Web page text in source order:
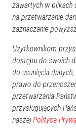
Poprzednia
Kategorie
Ostrołęka
Powiat
Sport
Balujemy
Region
Polska
zawartych w plikach
na przetwarzanie
zaznaczanie
Użytkownikom
dostępu do swoich
do usunięcia
prawo do
przetwarzania
przysługujących
naszej Polityce